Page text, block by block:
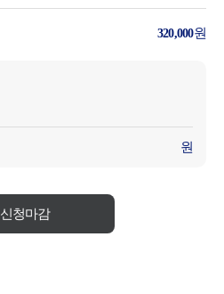
320,000원
원
신청마감